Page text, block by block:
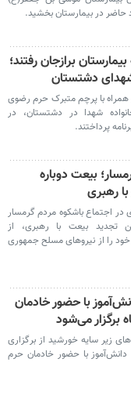
حاضر در بیمارستان بخشید.
برازجان رفتند؛
شهدای دشتستان
با پرچم متبرک حرم رضوی
شهدا در دشتستان، در
پرداختند.
بیعت دوباره
رهبری
اجتماع باشکوه مردم گرمسار
بیعت با رهبری، از
را از نیروهای مسلح جمهوری
با حضور خادمان
برگزار می‌شود
زیر سایه خورشید از برگزاری
با حضور خادمان حرم